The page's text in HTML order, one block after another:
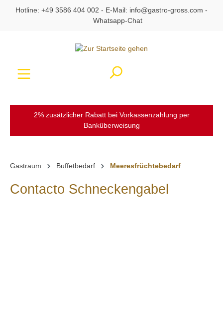
springen
Hotline: +49 3586 404 002 - E-Mail: info@gastro-gross.com -
Whatsapp-Chat
2% zusätzlicher Rabatt bei Vorkassenzahlung per
Banküberweisung
Gastraum Buffetbedarf Meeresfrüchtebedarf
Contacto Schneckengabel